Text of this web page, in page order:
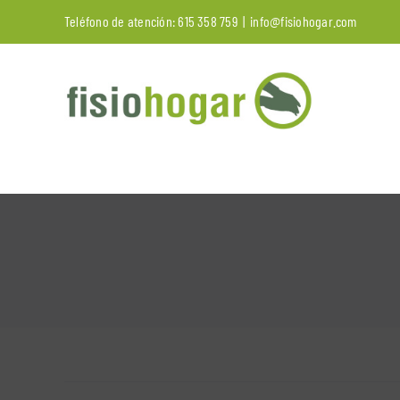
Teléfono de atención:615 358 759 | info@fisiohogar.com